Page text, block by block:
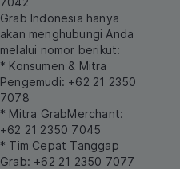
Grab Indonesia hanya
akan menghubungi Anda
melalui nomor berikut:
* Konsumen & Mitra
Pengemudi: +62 21 2350
7078
* Mitra GrabMerchant:
+62 21 2350 7045
* Tim Cepat Tanggap
Grab: +62 21 2350 7077